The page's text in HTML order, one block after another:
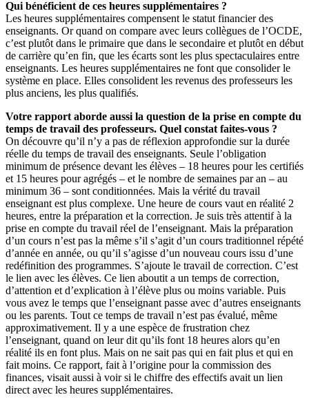
Qui bénéficient de ces heures supplémentaires ?
Les heures supplémentaires compensent le statut financier des
enseignants. Or quand on compare avec leurs collègues de l’OCDE,
c’est plutôt dans le primaire que dans le secondaire et plutôt en début
de carrière qu’en fin, que les écarts sont les plus spectaculaires entre
enseignants. Les heures supplémentaires ne font que consolider le
système en place. Elles consolident les revenus des professeurs les
plus anciens, les plus qualifiés.
Votre rapport aborde aussi la question de la prise en compte du
temps de travail des professeurs. Quel constat faites-vous ?
On découvre qu’il n’y a pas de réflexion approfondie sur la durée
réelle du temps de travail des enseignants. Seule l’obligation
minimum de présence devant les élèves – 18 heures pour les certifiés
et 15 heures pour agrégés – et le nombre de semaines par an – au
minimum 36 – sont conditionnées. Mais la vérité du travail
enseignant est plus complexe. Une heure de cours vaut en réalité 2
heures, entre la préparation et la correction. Je suis très attentif à la
prise en compte du travail réel de l’enseignant. Mais la préparation
d’un cours n’est pas la même s’il s’agit d’un cours traditionnel répété
d’année en année, ou qu’il s’agisse d’un nouveau cours issu d’une
redéfinition des programmes. S’ajoute le travail de correction. C’est
le lien avec les élèves. Ce lien aboutit a un temps de correction,
d’attention et d’explication à l’élève plus ou moins variable. Puis
vous avez le temps que l’enseignant passe avec d’autres enseignants
ou les parents. Tout ce temps de travail n’est pas évalué, même
approximativement. Il y a une espèce de frustration chez
l’enseignant, quand on leur dit qu’ils font 18 heures alors qu’en
réalité ils en font plus. Mais on ne sait pas qui en fait plus et qui en
fait moins. Ce rapport, fait à l’origine pour la commission des
finances, visait aussi à voir si le chiffre des effectifs avait un lien
direct avec les heures supplémentaires.